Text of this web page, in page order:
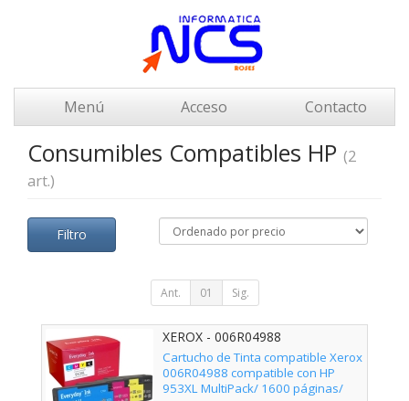
Menú Acceso Contacto
Consumibles Compatibles HP (2
art.)
Filtro
Ant. 01 Sig.
XEROX - 006R04988
Cartucho de Tinta compatible Xerox
006R04988 compatible con HP
953XL MultiPack/ 1600 páginas/